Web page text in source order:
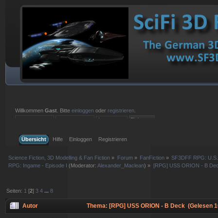
WillkommenGast . Bitteeinloggen oder registrieren
Übersicht
Hilfe Einloggen Registrieren
Science Fiction, 3D Modelling & Fan Fiction » Forum» FanFiction » SF3DFF RPG:
RPG: Ingame - Episode I
(Moderator:Alexander_Maclean) » [RPG] USS ORION - B
Seiten: 1 [2]3 4 ...8
Autor Thema: [RPG] USS ORION - B Deck (Gelesen